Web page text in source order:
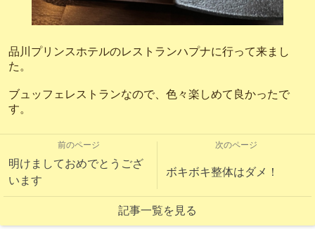
品川プリンスホテルのレストランハプナに行って来まし
た。
ブュッフェレストランなので、色々楽しめて良かったで
す。
前のページ
明けましておめでとうござ
います
次のページ
ボキボキ整体はダメ！
記事一覧を見る